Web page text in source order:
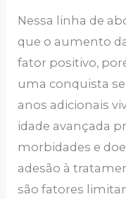
Nessa linha de
que o aumento
fator positivo,
uma conquista
anos adicionais
idade avançada
morbidades e
adesão à
são fatores